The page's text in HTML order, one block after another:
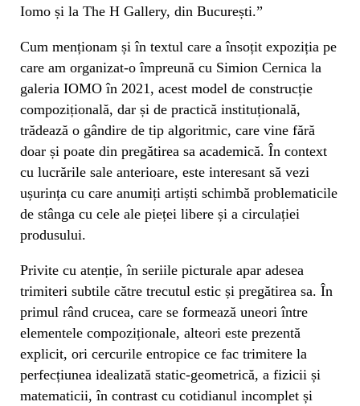
Iomo și la The H Gallery, din București.”
Cum menționam și în textul care a însoțit expoziția pe
care am organizat-o împreună cu Simion Cernica la
galeria IOMO în 2021, acest model de construcție
compozițională, dar și de practică instituțională,
trădează o gândire de tip algoritmic, care vine fără
doar și poate din pregătirea sa academică. În context
cu lucrările sale anterioare, este interesant să vezi
ușurința cu care anumiți artiști schimbă problematicile
de stânga cu cele ale pieței libere și a circulației
produsului.
Privite cu atenție, în seriile picturale apar adesea
trimiteri subtile către trecutul estic și pregătirea sa. În
primul rând crucea, care se formează uneori între
elementele compoziționale, alteori este prezentă
explicit, ori cercurile entropice ce fac trimitere la
perfecțiunea idealizată static-geometrică, a fizicii și
matematicii, în contrast cu cotidianul incomplet și